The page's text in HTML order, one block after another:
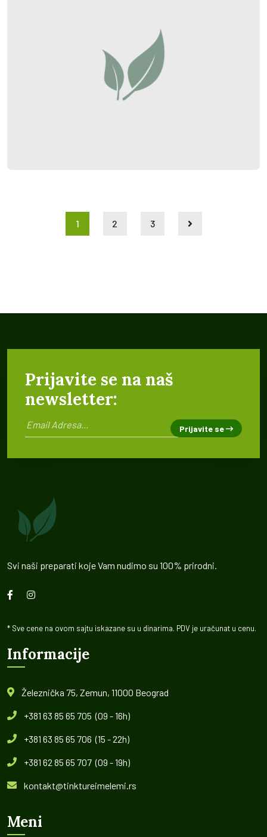
1 2 3
Prijavite se na naš
newsletter:
Prijavite se
Svi naši preparati koje Vam nudimo su 100% prirodni.
* Sve cene na ovom sajtu iskazane su u dinarima. PDV je uračunat u cenu.
Informacije
Železnička 75, Zemun, 11000 Beograd
+381 63 85 65 705 (09 - 16h)
+381 63 85 65 706 (15 - 22h)
+381 62 85 65 707 (09 - 19h)
kontakt@tinktureimelemi.rs
Meni